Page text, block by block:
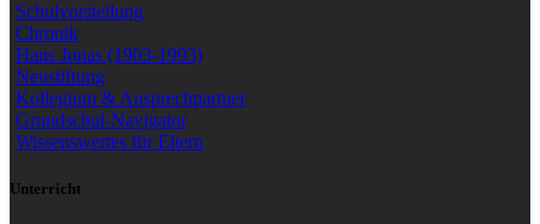
Schulvorstellung
Chronik
Hans Jonas (1903-1993)
Neustiftung
Kollegium & Ansprechpartner
Grundschul-Navigator
Wissenswertes für Eltern
Unterricht